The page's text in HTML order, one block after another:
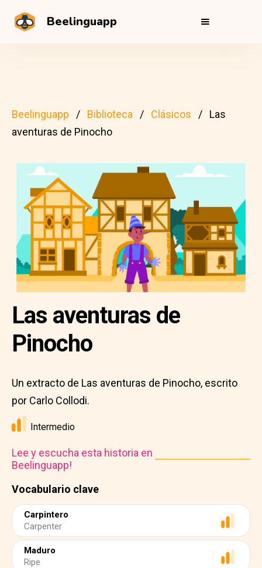
Beelinguapp
Beelinguapp Biblioteca Clásicos
Las
aventuras de Pinocho
Vocabulario clave
Carpintero
Carpenter
Maduro
Ripe
Las aventuras de
Pinocho
Un extracto de Las aventuras de Pinocho, escrito
por Carlo Collodi.
Intermedio
Lee y escucha esta historia en
Beelinguapp!